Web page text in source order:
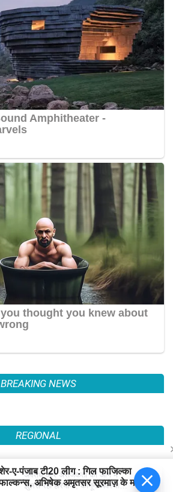
BREAKING NEWS
PAL PAL NEWS
हिमाचल में कई जगह भारी वर्षा, 14 जुलाई तक
अपराध और अराजकता की आग में
झुलस रहा हरियाणा, कानून-व्यवस्था